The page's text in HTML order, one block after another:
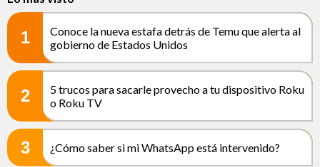
1
Conoce la nueva estafa detrás de Temu que alerta al
gobierno de Estados Unidos
2
5 trucos para sacarle provecho a tu dispositivo Roku
o Roku TV
3 ¿Cómo saber si mi WhatsApp está intervenido?